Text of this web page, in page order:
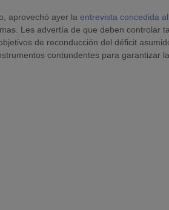
aprovechó ayer laentrevista concedida
Les advertía de que deben controlar
de reconducción del déficit
contundentes para garantizar